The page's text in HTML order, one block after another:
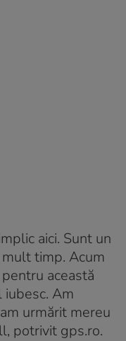
aici. Sunt un
timp. Acum
această
Am
urmărit mereu
potrivit gps.ro.